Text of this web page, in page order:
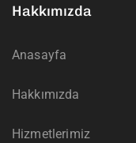
Hakkımızda
Anasayfa
Hakkımızda
Hizmetlerimiz